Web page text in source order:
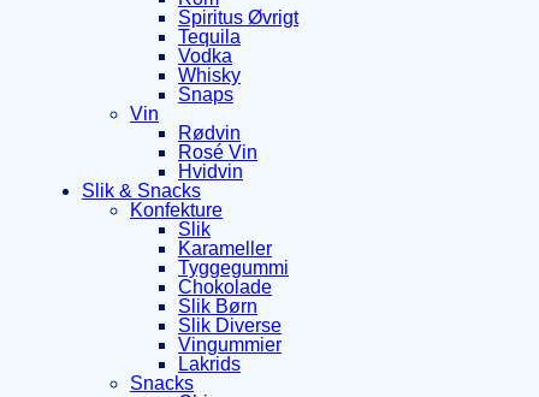
Spiritus Øvrigt
Tequila
Vodka
Whisky
Snaps
Vin
Rødvin
Rosé Vin
Hvidvin
Slik & Snacks
Konfekture
Slik
Karameller
Tyggegummi
Chokolade
Slik Børn
Slik Diverse
Vingummier
Lakrids
Snacks